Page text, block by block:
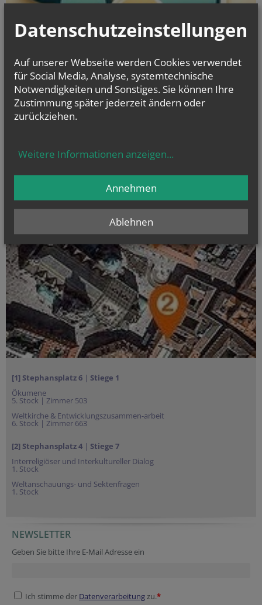
Unsere Bildungsangebote
Die Fachgebiete des Bereichs "Kirche im Dialog" bieten
Eine aktuelle Auflistung sowieweitere Informationen
[1] Stephansplatz6 | Stiege 1
Ökumene
5. Stock | Zimmer 503
Weltkirche & Entwicklungszusammen-arbeit
6. Stock | Zimmer 663
[2] Stephansplatz 4 | Stiege 7
Interreligiöser und Interkultureller Dialog
1. Stock
Weltanschauungs- und Sektenfragen
1. Stock
NEWSLETTER
Geben Sie bitte Ihre E-Mail Adresse ein
Ich stimme der Datenverarbeitungzu.*
Datenschutzeinstellungen
Auf unserer Webseite werden Cookies verwendet
für Social Media, Analyse, systemtechnische
Notwendigkeiten und Sonstiges. Sie können Ihre
Zustimmung später jederzeit ändern oder
zurückziehen.
Weitere Informationen anzeigen...
Ablehnen
Annehmen